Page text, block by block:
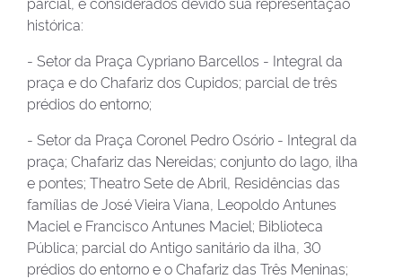
histórica:
- Setor da Praça Cypriano Barcellos - Integral da
praça e do Chafariz dos Cupidos; parcial de três
prédios do entorno;
- Setor da Praça Coronel Pedro Osório - Integral da
praça; Chafariz das Nereidas; conjunto do lago, ilha
e pontes; Theatro Sete de Abril, Residências das
famílias de José Vieira Viana, Leopoldo Antunes
Maciel e Francisco Antunes Maciel; Biblioteca
Pública; parcial do Antigo sanitário da ilha, 30
prédios do entorno e o Chafariz das Três Meninas;